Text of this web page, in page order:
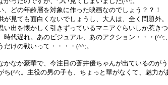
、どの年齢層を対象に作った映画なのでしょう？？！
が見ても面白くないでしょうし、大人は、全く問題外
い出を懐かしく引きずっているマニアぐらいしか惹き
時代遅れ。あのビジュアル、あのアクション・・・(^^;
だけの戦いって・・・・(^^;。
かなか豪華で、今注目の蒼井優ちゃんが出ているのが
ち(^^;。主役の男の子も、ちょっと華がなくて、魅力が